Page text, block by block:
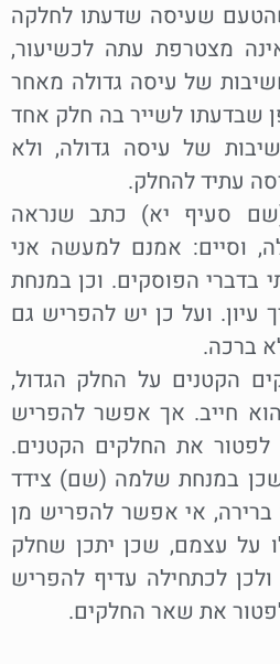
שעיסה שדעתו לחלקה
מצטרפת עתה לכשיעור,
של עיסה גדולה מאחר
שבדעתו לשייר בה חלק אחד
של עיסה גדולה, ולא
עתיד להחלק.
סעיף יא) כתב שנראה
וסיים: אמנם למעשה אני
בדברי הפוסקים. וכן במנחת
ועל כן יש להפריש גם
ברכה.
הקטנים על החלק הגדול,
חייב. אך אפשר להפריש
לפטור את החלקים הקטנים.
במנחת שלמה (שם) צידד
אי אפשר להפריש מן
על עצמם, שכן יתכן שחלק
לכתחילה עדיף להפריש
את שאר החלקים.